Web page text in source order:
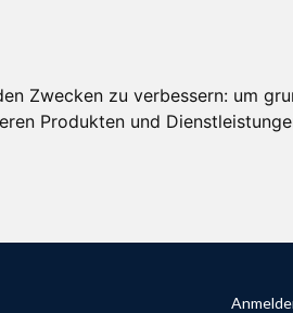
Zwecken zu verbessern: um
Produkten und